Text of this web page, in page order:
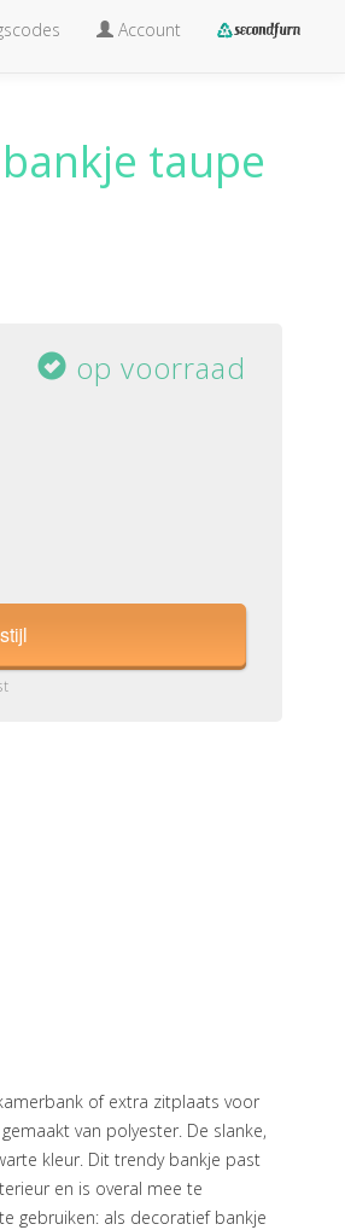
Account
taupe
op voorraad
of extra zitplaats voor
van polyester. De slanke,
kleur. Dit trendy bankje past
en is overal mee te
gebruiken: als decoratief bankje